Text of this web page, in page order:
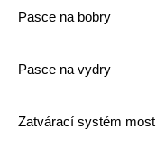
Pasce na bobry
Pasce na vydry
Zatvárací systém most